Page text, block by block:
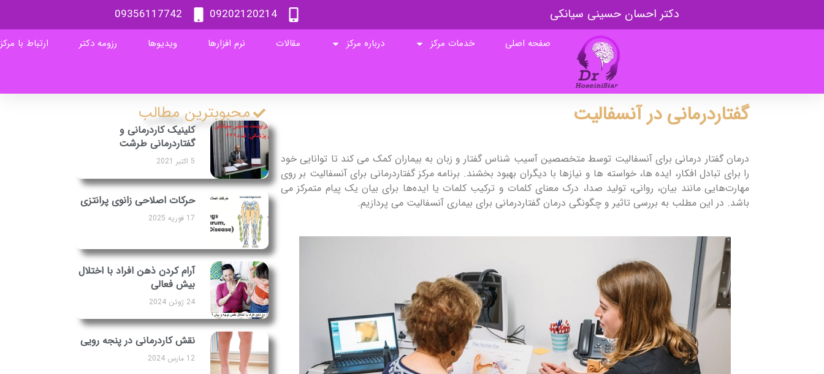
دکتر احسان حسینی سیانکی 09202120214
09356117742
صفحه اصلی خدمات مرکز درباره مرکز مقالات نرم افزارها ویدیوها رزومه دکتر ارتباط با مرکز
گفتاردرمانی در آنسفالیت
درمان گفتار درمانی برای آنسفالیت توسط متخصصین آسیب شناس گفتار و زبان به بیماران کمک می کند تا توانایی خود
را برای تبادل افکار، ایده ها، خواسته ها و نیازها با دیگران بهبود بخشند. برنامه‌ مرکز گفتاردرمانی برای آنسفالیت بر روی
مهارت‌هایی مانند بیان، روانی، تولید صدا، درک معنای کلمات و ترکیب کلمات یا ایده‌ها برای بیان یک پیام متمرکز می
باشد. در این مطلب به بررسی تاثیر و چگونگی درمان گفتاردرمانی برای بیماری آنسفالیت می پردازیم.
محبوبترین مطالب
کلینیک کاردرمانی و
گفتاردرمانی طرشت
5 اکتبر 2021
حرکات اصلاحی زانوی پرانتزی
17 فوریه 2025
آرام کردن ذهن افراد با اختلال
بیش فعالی
24 ژوئن 2024
نقش کاردرمانی در پنجه رویی
12 مارس 2024